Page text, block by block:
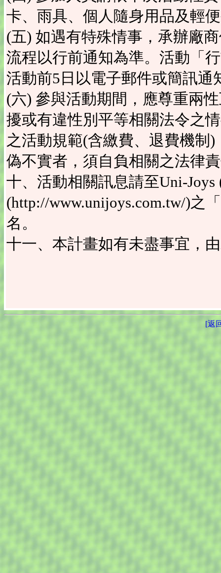
卡、雨具、個人隨身用品及輕
(五) 如遇有特殊情事，承辦廠
流程以行前通知為準。活動「
活動前5日以電子郵件或簡訊
(六) 參與活動期間，應尊重兩
擾或有違性別平等相關法令之
之活動規範(含繳費、退費機制
偽不實者，須自負相關之法律
十、活動相關訊息請至Uni-
(http://www.unijoys.com.tw/)之
名。
十一、本計畫如有未盡事宜，
[返